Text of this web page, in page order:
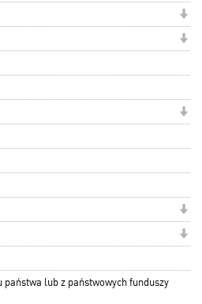
lub z państwowych funduszy